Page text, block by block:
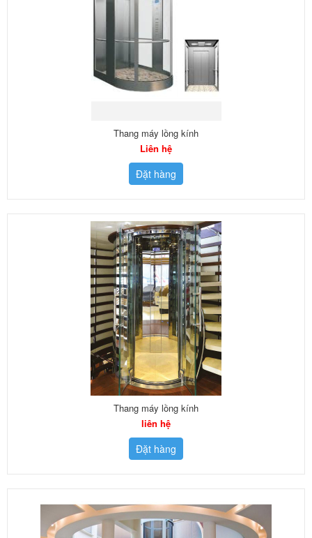
Thang máy lồng kính
Liên hệ
Đặt hàng
Thang máy lồng kính
liên hệ
Đặt hàng